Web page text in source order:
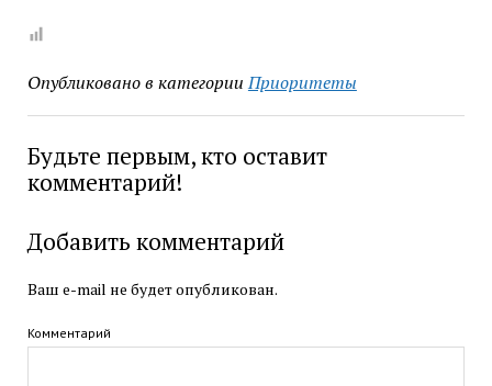
Опубликовано в категории Приоритеты
Будьте первым, кто оставит
комментарий!
Добавить комментарий
Ваш e-mail не будет опубликован.
Комментарий